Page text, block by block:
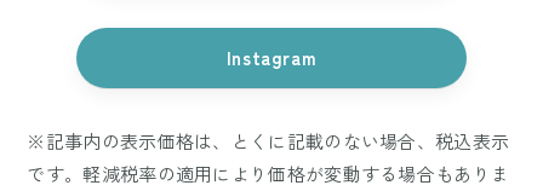
Instagram
※記事内の表示価格は、とくに記載のない場合、税込表示
です。軽減税率の適用により価格が変動する場合もありま